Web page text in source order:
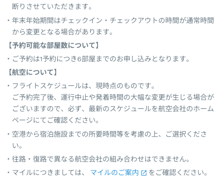
断りさせていただきます。
年末年始期間はチェックイン・チェックアウトの時間が通常時間
から変更となる場合があります。
【予約可能な部屋数について】
ご予約は1予約につき6部屋までのお申し込みとなります。
【航空について】
フライトスケジュールは、現時点のものです。
ご予約完了後、運行中止や発着時間の大幅な変更が生じる場合が
ございますので、必ず、最新のスケジュールを航空会社のホーム
ページにてご確認ください。
空港から宿泊施設までの所要時間等を考慮の上、ご選択くださ
い。
往路・復路で異なる航空会社の組み合わせはできません。
マイルにつきましては、
マイルのご案内
をご確認ください。